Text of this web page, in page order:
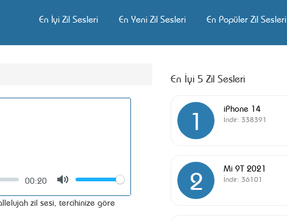
En İyi Zil Sesleri En Yeni Zil Sesleri En Popüler Zil Sesleri
00:20
Volume
zil sesi, tercihinize göre
En İyi 5 Zil Sesleri
1 iPhone 14
İndir: 338391
2 Mi 9T 2021
İndir: 36101